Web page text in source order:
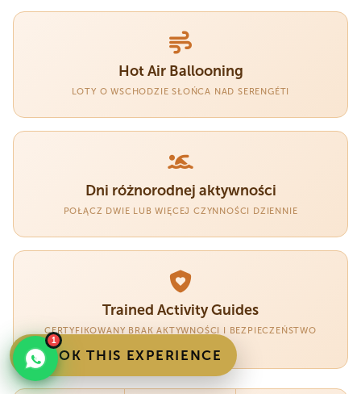
Hot Air Ballooning
LOTY O WSCHODZIE SŁOŃCA NAD SERENGÉTI
Dni różnorodnej aktywności
POŁĄCZ DWIE LUB WIĘCEJ CZYNNOŚCI DZIENNIE
Trained Activity Guides
CERTYFIKOWANY BRAK AKTYWNOŚCI I BEZPIECZEŃSTWO
BOOK THIS EXPERIENCE
1